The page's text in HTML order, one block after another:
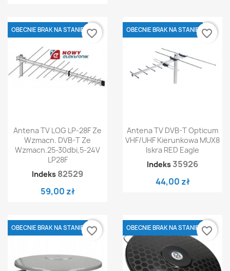
Antena TV LOG LP-28F Ze
Wzmacn. DVB-T Ze
Wzmacn.25-30dbi,5-24V
LP28F
Indeks 82529
59,00 zł
OBECNIE BRAK NA STANIE favorite_border
Antena TV DVB-T Opticum
VHF/UHF Kierunkowa MUX8
Iskra RED Eagle
Indeks 35926
44,00 zł
OBECNIE BRAK NA STANIE favorite_border
OBECNIE BRAK NA STANIE favorite_border OBECNIE BRAK NA STANIE favorite_border